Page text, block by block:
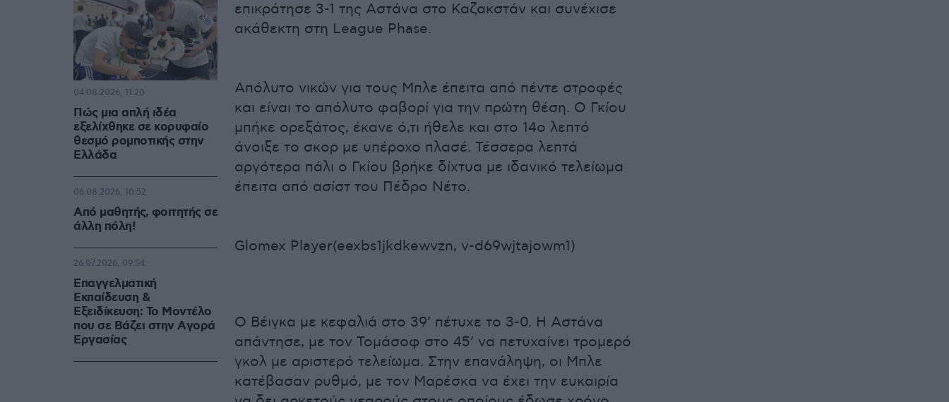
επικράτησε 3-1 της Αστάνα στο Καζακστάν και συνέχισε
ακάθεκτη στη League Phase.
Απόλυτο νικών για τους Μπλε έπειτα από πέντε στροφές
και είναι το απόλυτο φαβορί για την πρώτη θέση. Ο Γκίου
μπήκε ορεξάτος, έκανε ό,τι ήθελε και στο 14ο λεπτό
άνοιξε το σκορ με υπέροχο πλασέ. Τέσσερα λεπτά
αργότερα πάλι ο Γκίου βρήκε δίχτυα με ιδανικό τελείωμα
έπειτα από ασίστ του Πέδρο Νέτο.
Glomex Player(eexbs1jkdkewvzn, v-d69wjtajowm1)
Ο Βέιγκα με κεφαλιά στο 39’ πέτυχε το 3-0. Η Αστάνα
απάντησε, με τον Τομάσοφ στο 45’ να πετυχαίνει τρομερό
γκολ με αριστερό τελείωμα. Στην επανάληψη, οι Μπλε
κατέβασαν ρυθμό, με τον Μαρέσκα να έχει την ευκαιρία
Πώς μια απλή ιδέα
εξελίχθηκε σε κορυφαίο
θεσμό ρομποτικής στην
Ελλάδα
04.08.2026, 11:20
Από μαθητής, φοιτητής σε
άλλη πόλη!
06.08.2026, 10:52
Επαγγελματική
Εκπαίδευση &
Εξειδίκευση: Το Mοντέλο
που σε Bάζει στην Aγορά
Eργασίας
26.07.2026, 09:54